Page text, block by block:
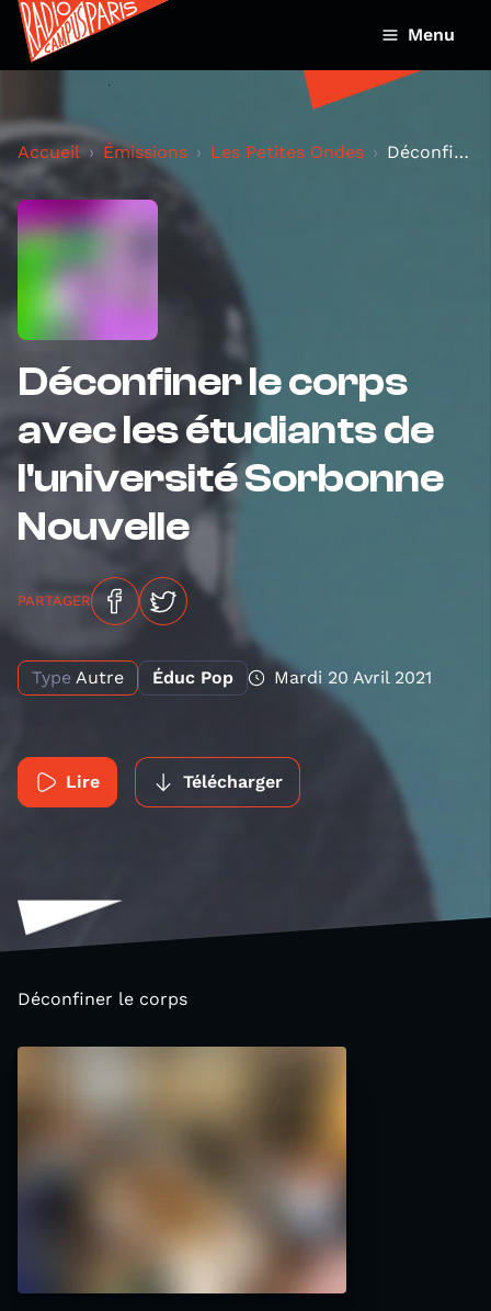
Menu
Accueil Émissions Les Petites Ondes Déconfiner le corps avec les étudiants de l'univer...
Déconfiner le corps
avec les étudiants de
l'université Sorbonne
Nouvelle
PARTAGER
Type Autre Éduc Pop Mardi 20 Avril 2021
Lire Télécharger
Déconfiner le corps